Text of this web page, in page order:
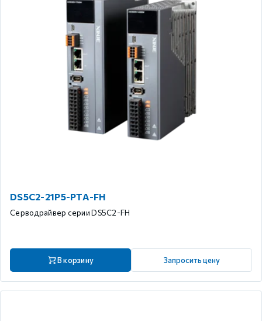
DS5C2-21P5-PTA-FH
Серводрайвер серии DS5C2-FH
В корзину Запросить цену